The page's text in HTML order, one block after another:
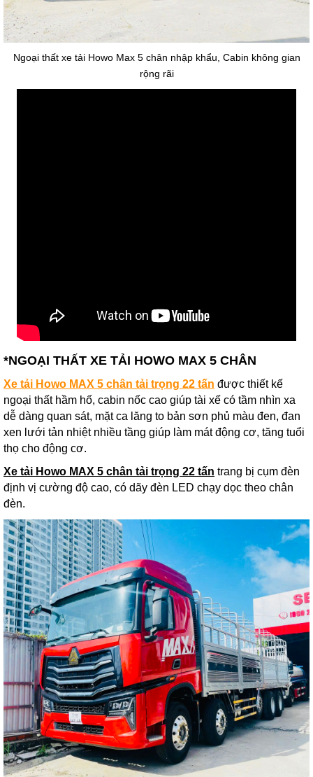
Ngoại thất xe tải Howo Max 5 chân nhập khẩu, Cabin không gian
rộng rãi
*NGOẠI THẤT XE TẢI HOWO MAX 5 CHÂN
Xe tải Howo MAX 5 chân tải trọng 22 tấn được thiết kế
ngoại thất hầm hố, cabin nốc cao giúp tài xế có tầm nhìn xa
dễ dàng quan sát, mặt ca lăng to bản sơn phủ màu đen, đan
xen lưới tản nhiệt nhiều tầng giúp làm mát động cơ, tăng tuổi
thọ cho động cơ.
Xe tải Howo MAX 5 chân tải trọng 22 tấn trang bị cụm đèn
định vị cường độ cao, có dãy đèn LED chạy dọc theo chân
đèn.